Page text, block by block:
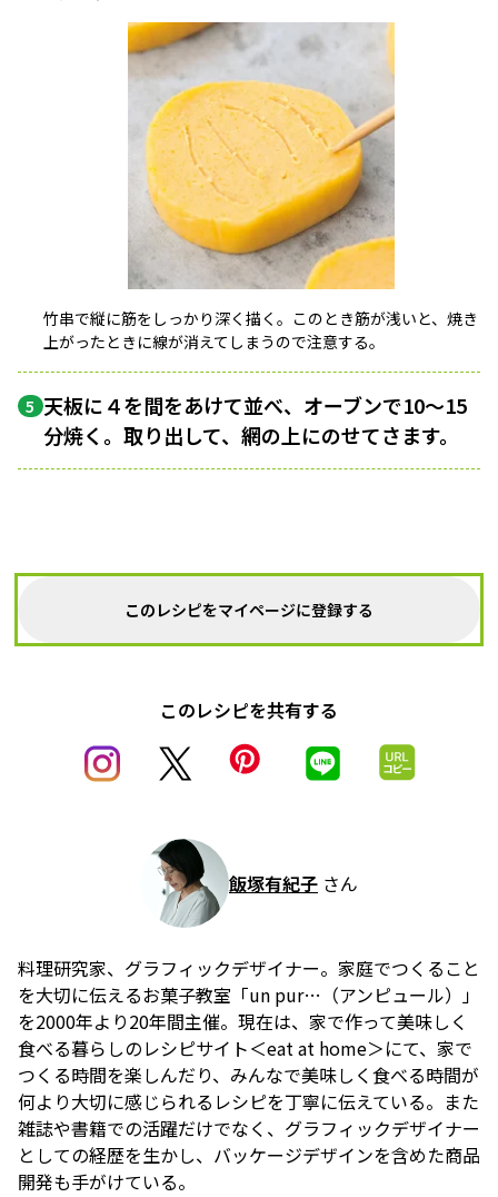
竹串で縦に筋をしっかり深く描く。このとき筋が浅いと、焼き
上がったときに線が消えてしまうので注意する。
5 天板に４を間をあけて並べ、オーブンで10〜15
分焼く。取り出して、網の上にのせてさます。
このレシピをマイページに登録する
このレシピを共有する
飯塚有紀子 さん
料理研究家、グラフィックデザイナー。家庭でつくること
を大切に伝えるお菓子教室「un pur…（アンピュール）」
を2000年より20年間主催。現在は、家で作って美味しく
食べる暮らしのレシピサイト＜eat at home＞にて、家で
つくる時間を楽しんだり、みんなで美味しく食べる時間が
何より大切に感じられるレシピを丁寧に伝えている。また
雑誌や書籍での活躍だけでなく、グラフィックデザイナー
としての経歴を生かし、バッケージデザインを含めた商品
開発も手がけている。